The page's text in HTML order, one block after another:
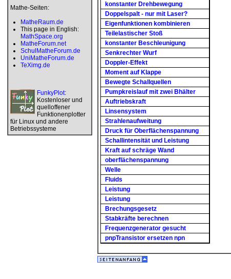
Mathe-Seiten:
MatheRaum.de
This page in English:
MathSpace.org
MatheForum.net
SchulMatheForum.de
UniMatheForum.de
TeXimg.de
FunkyPlot:
Kostenloser und
quelloffener
Funktionenplotter
für Linux und andere
Betriebssysteme
konstanter Drehbewegung
Doppelspalt - nur mit Laser?
Eigenfunktionen kombinieren
Teilelastischer Stoß
konstanter Beschleunigung
Senkrechter Wurf
Doppler-Effekt
Moment auf Klappe
Bewegte Schallquellen
Pumpkreislauf mit zwei Bhälter
Auftriebskraft
Linsensystem
Strahlenaufweitung
Druck für Oberflächenspannung
Schallintensität und Leistung
Kraft auf schräge Wand
oberflächenspannung
Welle
Fluids
Leistung
Leistung
Brechungsgesetz
Stabkräfte berechnen
Frequenzgenerator gesucht
pnpTransistor ersetzen npn